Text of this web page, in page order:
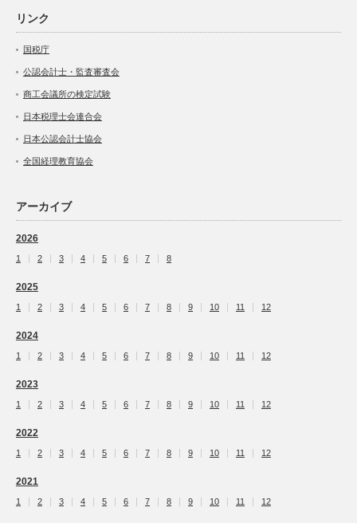
リンク
国税庁
公認会計士・監査審査会
商工会議所の検定試験
日本税理士会連合会
日本公認会計士協会
全国経理教育協会
アーカイブ
2026
1 2 3 4 5 6 7 8
2025
1 2 3 4 5 6 7 8 9 10 11 12
2024
1 2 3 4 5 6 7 8 9 10 11 12
2023
1 2 3 4 5 6 7 8 9 10 11 12
2022
1 2 3 4 5 6 7 8 9 10 11 12
2021
1 2 3 4 5 6 7 8 9 10 11 12